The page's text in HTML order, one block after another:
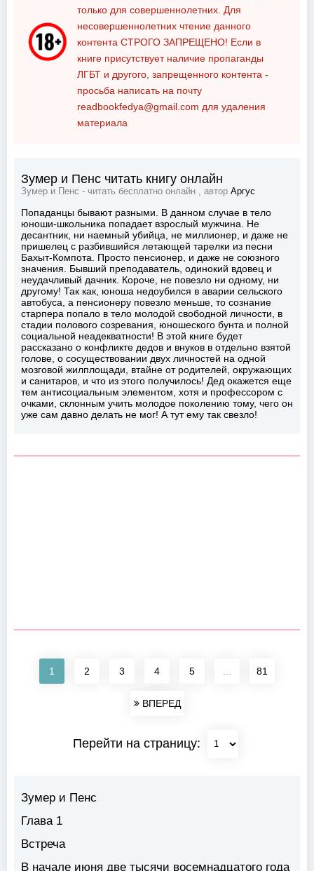
только для совершеннолетних. Для
несовершеннолетних чтение данного
контента СТРОГО ЗАПРЕЩЕНО! Если в
книге присутствует наличие пропаганды
ЛГБТ и другого, запрещенного контента -
просьба написать на почту
readbookfedya@gmail.com для удаления
материала
Зумер и Пенс читать книгу онлайн
Зумер и Пенс - читать бесплатно онлайн , автор Аргус
Попаданцы бывают разными. В данном случае в тело
юноши-школьника попадает взрослый мужчина. Не
десантник, ни наемный убийца, не миллионер, и даже не
пришелец с разбившийся летающей тарелки из песни
Бахыт-Компота. Просто пенсионер, и даже не союзного
значения. Бывший преподаватель, одинокий вдовец и
неудачливый дачник. Короче, не повезло ни одному, ни
другому! Так как, юноша недоубился в аварии сельского
автобуса, а пенсионеру повезло меньше, то сознание
старпера попало в тело молодой свободной личности, в
стадии полового созревания, юношеского бунта и полной
социальной неадекватности! В этой книге будет
рассказано о конфликте дедов и внуков в отдельно взятой
голове, о сосуществовании двух личностей на одной
мозговой жилплощади, втайне от родителей, окружающих
и санитаров, и что из этого получилось! Дед окажется еще
тем антисоциальным элементом, хотя и профессором с
очками, склонным учить молодое поколению тому, чего он
уже сам давно делать не мог! А тут ему так свезло!
1 2 3 4 5 81
ВПЕРЕД
Перейти на страницу:
Зумер и Пенс
Глава 1
Встреча
В начале июня две тысячи восемнадцатого года